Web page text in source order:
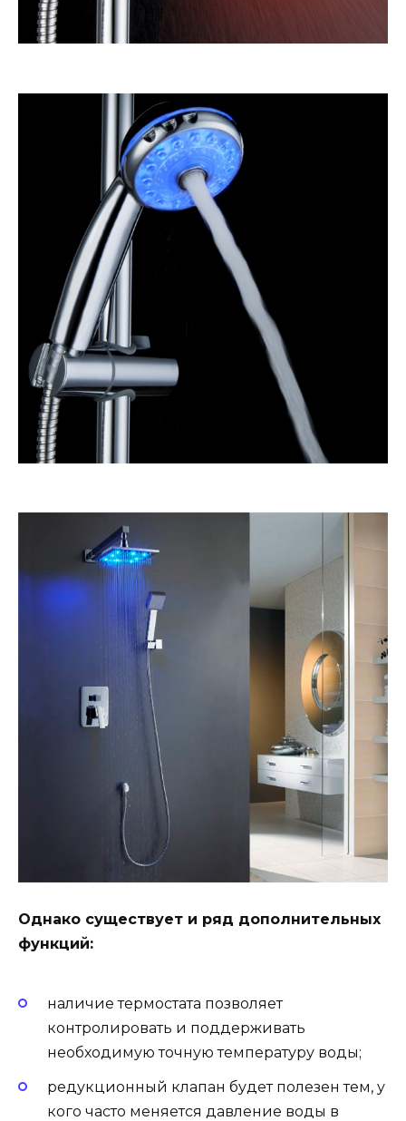
Однако существует и ряд дополнительных
функций:
наличие термостата позволяет
контролировать и поддерживать
необходимую точную температуру воды;
редукционный клапан будет полезен тем, у
кого часто меняется давление воды в